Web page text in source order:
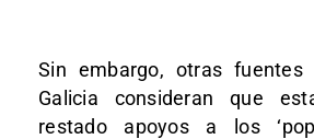
Sin embargo, otras
Galicia consideran que
restado apoyos a los